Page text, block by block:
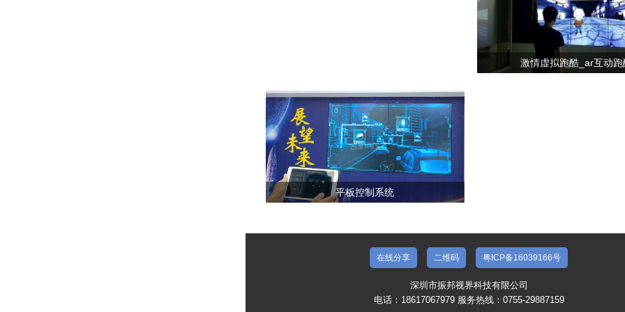
激情虚拟跑酷_ar互动跑
平板控制系统
在线分享 二维码 粤ICP备16039166号
深圳市振邦视界科技有限公司
电话：18617067979 服务热线：0755-29887159